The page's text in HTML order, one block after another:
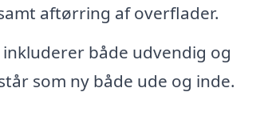
aftørring af overflader.
inkluderer både udvendig og
som ny både ude og inde.